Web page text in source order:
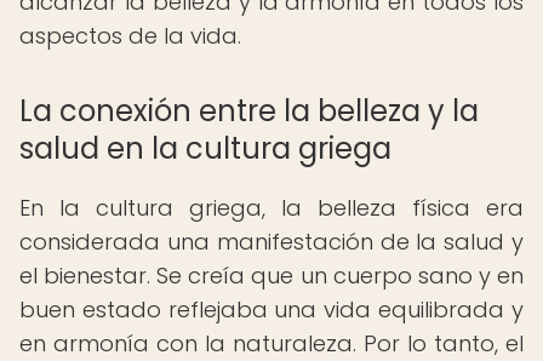
aspectos de la vida.
La conexión entre la belleza y la
salud en la cultura griega
En la cultura griega, la belleza física era
considerada una manifestación de la salud y
el bienestar. Se creía que un cuerpo sano y en
buen estado reflejaba una vida equilibrada y
en armonía con la naturaleza. Por lo tanto, el